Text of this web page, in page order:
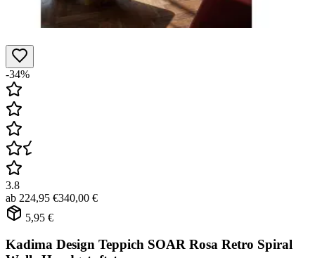
-34%
3.8
ab 224,95 €340,00 €
5,95 €
Kadima Design Teppich SOAR Rosa Retro Spiral